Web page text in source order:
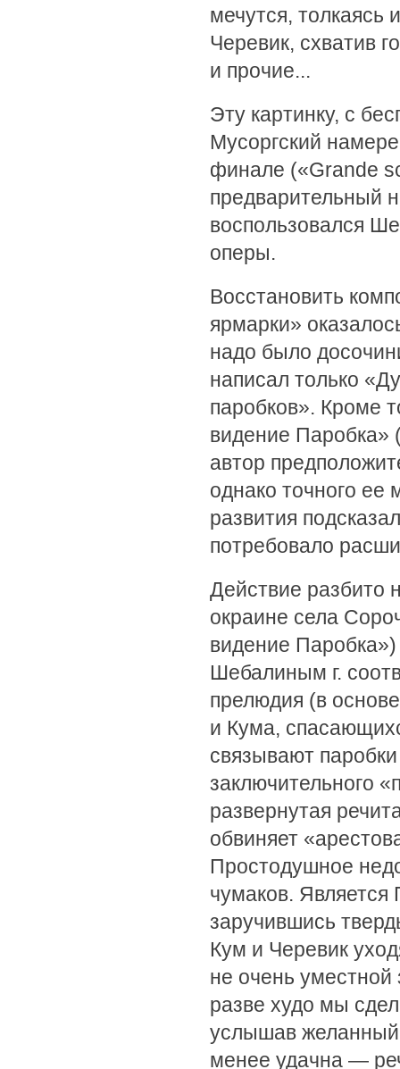
мечутся, толкаясь
Черевик, схватив
и прочие...
Эту картинку, с
Мусоргский
финале («Grande
предварительный
воспользовался
оперы.
Восстановить
ярмарки»
надо было
написал только
паробков». Кроме
видение Паробка»
автор
однако точного ее
развития
потребовало
Действие разбито
окраине села
видение Паробка»)
Шебалиным г.
прелюдия (в
и Кума,
связывают
заключительного
развернутая
обвиняет
Простодушное
чумаков. Является
заручившись
Кум и Черевик
не очень уместной
разве худо мы
услышав желанный
менее удачна —